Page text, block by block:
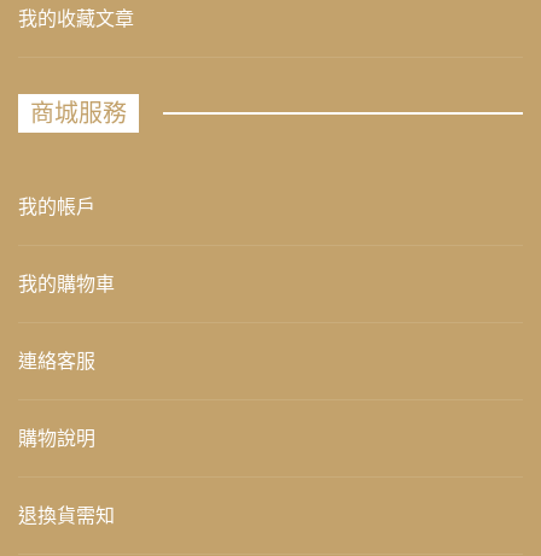
我的收藏文章
商城服務
我的帳戶
我的購物車
連絡客服
購物說明
退換貨需知